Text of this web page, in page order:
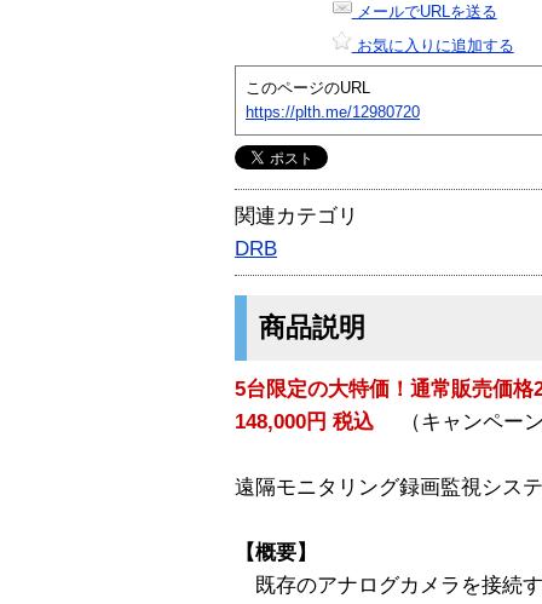
メールでURLを送る
お気に入りに追加する
このページのURL
https://plth.me/12980720
関連カテゴリ
DRB
商品説明
5台限定の大特価！通常販売
148,000円 税込
（キャンペー
遠隔モニタリング録画監視シス
【概要】
既存のアナログカメラを接続